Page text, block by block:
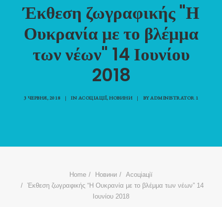
ГОЛОДОМОР
ФОРУМ УКРАЇНСЬКОЇ ДІАСПОРИ В ГРЕЦІЇ
“ВІСНИК”/”ΑΓΓΕΛΙΑΦΌΡΟΣ”
Έκθεση ζωγραφικής "Η
Ουκρανία με το βλέμμα
των νέων" 14 Ιουνίου
2018
3 ЧЕРВНЯ, 2018 | IN АСОЦІАЦІЇ,НОВИНИ | BYADMINISTRATOR 1
Home Новини
Асоціації
Έκθεση ζωγραφικής “Η Ουκρανία με το βλέμμα των νέων” 14
Ιουνίου 2018